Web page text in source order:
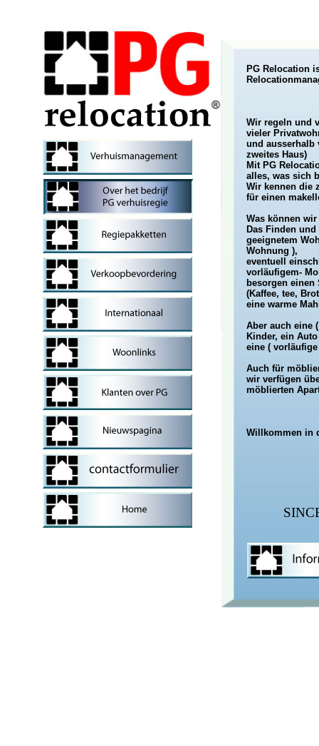
PG Relocation
Wir regeln und
vieler
und ausserhalb
zweites Haus)
Mit PG
alles, was sich
Wir kennen die
für einen
Was können
Das Finden
geeignetem
Wohnung ),
eventuell
vorläufigem-
besorgen
(Kaffee, tee,
eine warme
Aber auch eine
Kinder, ein
eine (
Auch für
wir verfügen
möblierten
Willkommen in